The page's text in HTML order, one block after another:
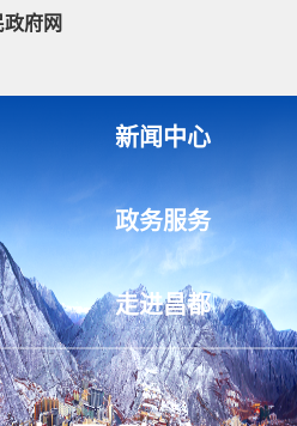
府网
新闻中心
政务服务
走进昌都